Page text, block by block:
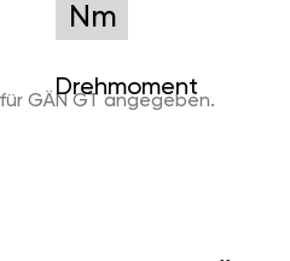
Nm
Drehmoment
GÄN GT angegeben.